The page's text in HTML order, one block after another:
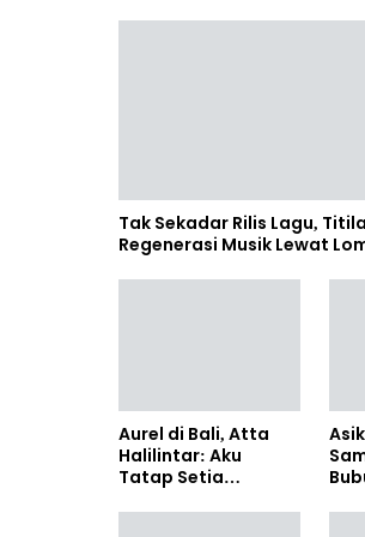
Tak Sekadar Rilis Lagu,
Regenerasi Musik Lewat
Aurel di Bali, Atta
Halilintar: Aku
Tatap Setia